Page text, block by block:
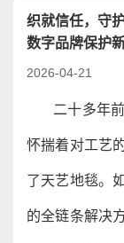
织就信任，守
数字品牌保护
2026-04-21
二十多年
怀揣着对工艺
了天艺地毯。
的全链条解决